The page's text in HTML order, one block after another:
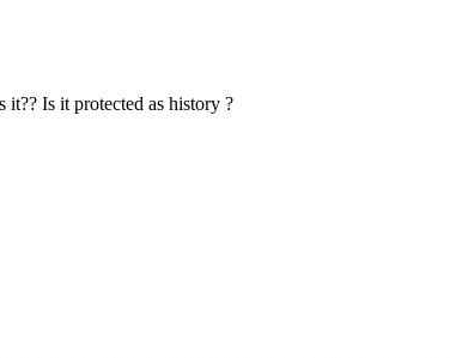
it?? Is it protected as history ?